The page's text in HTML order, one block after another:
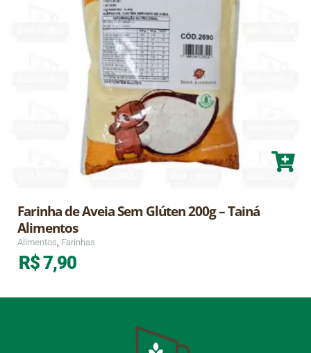
Farinha de Aveia Sem Glúten 200g – Tainá
Alimentos
Alimentos, Farinhas
R$7,90